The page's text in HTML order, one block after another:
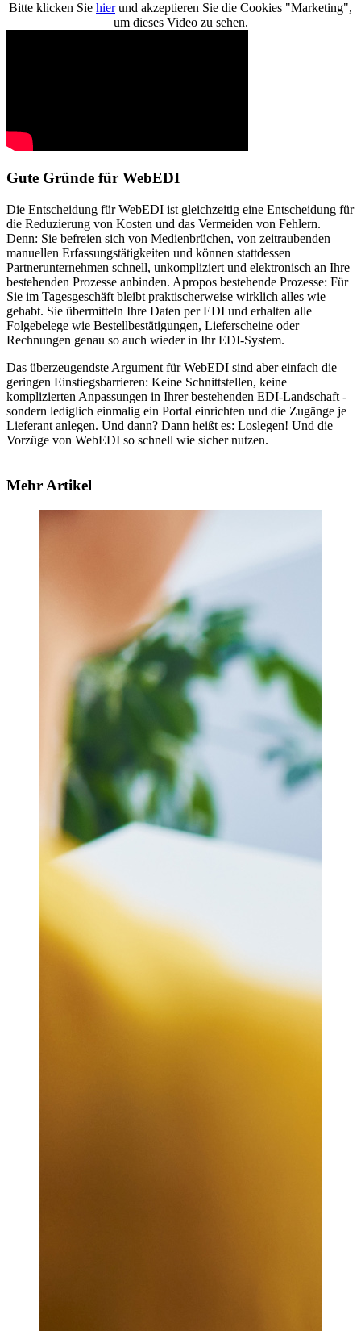
Bitte klicken Sie hierund akzeptieren Sie die Cookies "Marketing",
um dieses Video zu sehen.
Gute Gründe für WebEDI
Die Entscheidung für WebEDI ist gleichzeitig eine Entscheidung für
die Reduzierung von Kosten und das Vermeiden von Fehlern.
Denn: Sie befreien sich von Medienbrüchen, von zeitraubenden
manuellen Erfassungstätigkeiten und können stattdessen
Partnerunternehmen schnell, unkompliziert und elektronisch an Ihre
bestehenden Prozesse anbinden. Apropos bestehende Prozesse: Für
Sie im Tagesgeschäft bleibt praktischerweise wirklich alles wie
gehabt. Sie übermitteln Ihre Daten per EDI und erhalten alle
Folgebelege wie Bestellbestätigungen, Lieferscheine oder
Rechnungen genau so auch wieder in Ihr EDI-System.
Das überzeugendste Argument für WebEDI sind aber einfach die
geringen Einstiegsbarrieren: Keine Schnittstellen, keine
komplizierten Anpassungen in Ihrer bestehenden EDI-Landschaft -
sondern lediglich einmalig ein Portal einrichten und die Zugänge je
Lieferant anlegen. Und dann? Dann heißt es: Loslegen! Und die
Vorzüge von WebEDI so schnell wie sicher nutzen.
Mehr Artikel